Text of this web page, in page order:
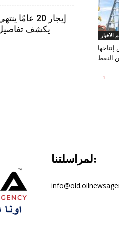
الأخبار
النفط
إيجار 20
يكشف
لمراسلتنا: